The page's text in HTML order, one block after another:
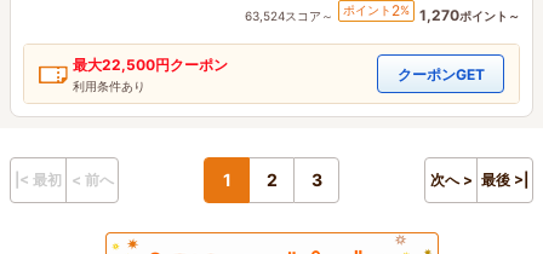
63,524スコア～ ポイント 2% 1,270ポイント～
最大22,500円クーポン
利用条件あり
クーポンGET
|< 最初 < 前へ 1 2 3 次へ > 最後 >|